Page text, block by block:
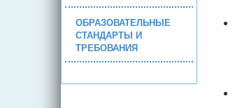
ОБРАЗОВАТЕЛЬНЫЕ
СТАНДАРТЫ И
ТРЕБОВАНИЯ